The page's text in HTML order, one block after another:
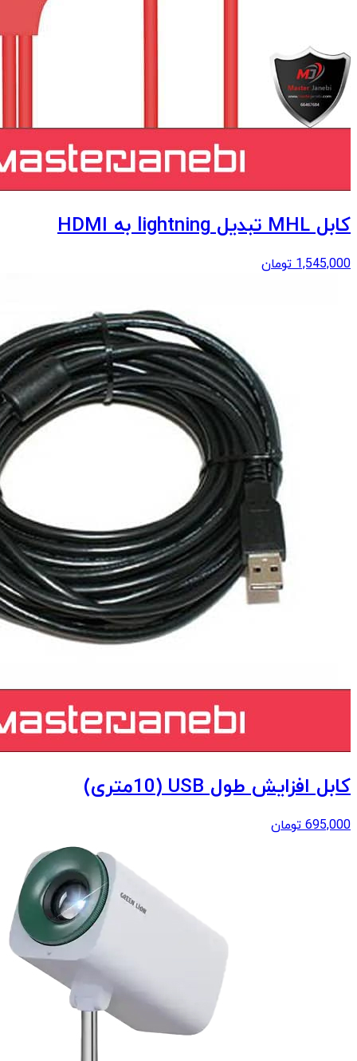
کابل MHL تبدیل lightning به HDMI
1,545,000 تومان
کابل افزایش طول USB (10متری)
695,000 تومان